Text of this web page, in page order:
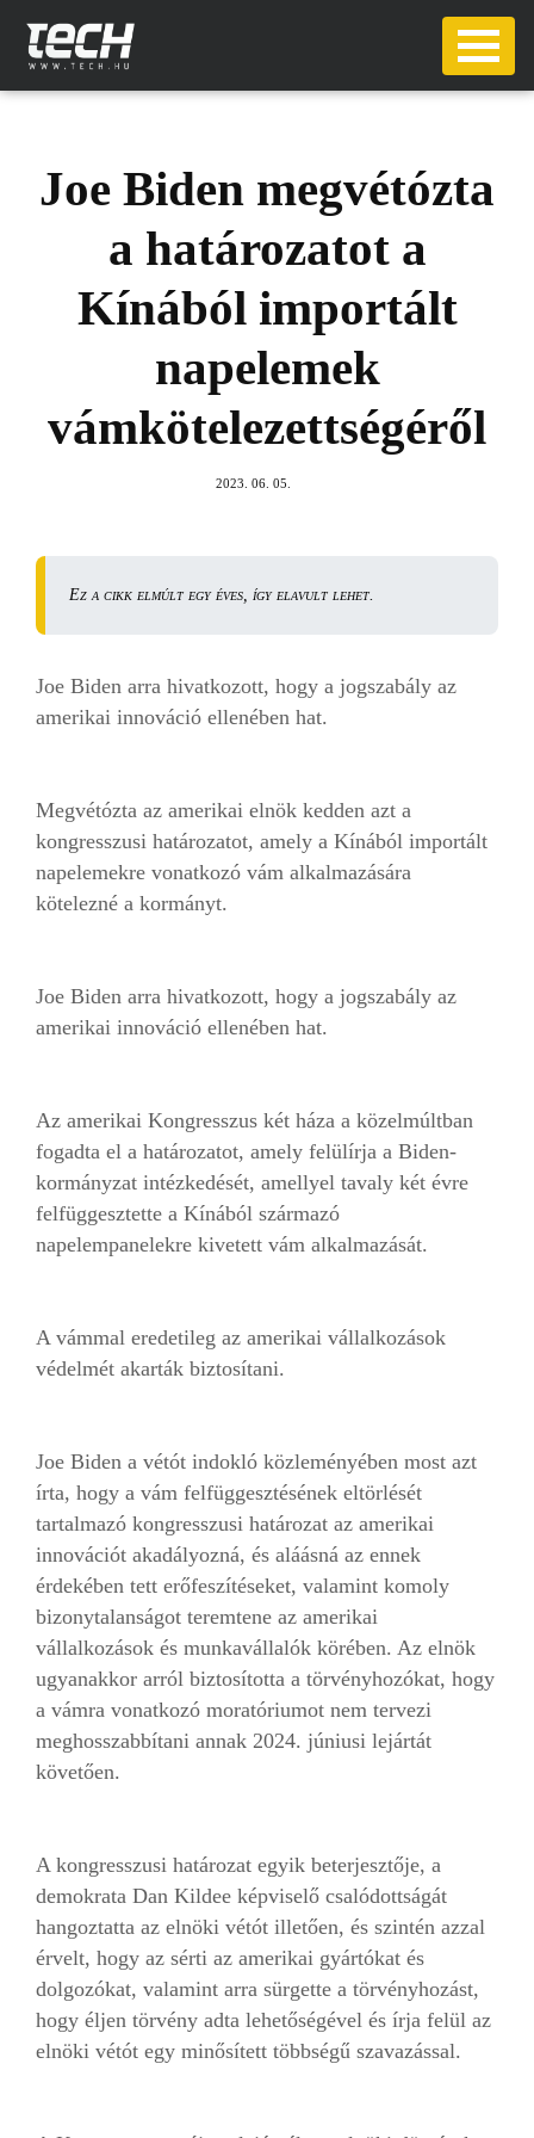
Joe Biden megvétózta
a határozatot a
Kínából importált
napelemek
vámkötelezettségéről
2023. 06. 05.
Ez a cikk elmúlt egy éves, így elavult lehet.
Joe Biden arra hivatkozott, hogy a jogszabály az
amerikai innováció ellenében hat.
Megvétózta az amerikai elnök kedden azt a
kongresszusi határozatot, amely a Kínából importált
napelemekre vonatkozó vám alkalmazására
kötelezné a kormányt.
Joe Biden arra hivatkozott, hogy a jogszabály az
amerikai innováció ellenében hat.
Az amerikai Kongresszus két háza a közelmúltban
fogadta el a határozatot, amely felülírja a Biden-
kormányzat intézkedését, amellyel tavaly két évre
felfüggesztette a Kínából származó
napelempanelekre kivetett vám alkalmazását.
A vámmal eredetileg az amerikai vállalkozások
védelmét akarták biztosítani.
Joe Biden a vétót indokló közleményében most azt
írta, hogy a vám felfüggesztésének eltörlését
tartalmazó kongresszusi határozat az amerikai
innovációt akadályozná, és aláásná az ennek
érdekében tett erőfeszítéseket, valamint komoly
bizonytalanságot teremtene az amerikai
vállalkozások és munkavállalók körében. Az elnök
ugyanakkor arról biztosította a törvényhozókat, hogy
a vámra vonatkozó moratóriumot nem tervezi
meghosszabbítani annak 2024. júniusi lejártát
követően.
A kongresszusi határozat egyik beterjesztője, a
demokrata Dan Kildee képviselő csalódottságát
hangoztatta az elnöki vétót illetően, és szintén azzal
érvelt, hogy az sérti az amerikai gyártókat és
dolgozókat, valamint arra sürgette a törvényhozást,
hogy éljen törvény adta lehetőségével és írja felül az
elnöki vétót egy minősített többségű szavazással.